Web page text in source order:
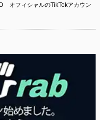
オフィシャルのTikTokアカウン